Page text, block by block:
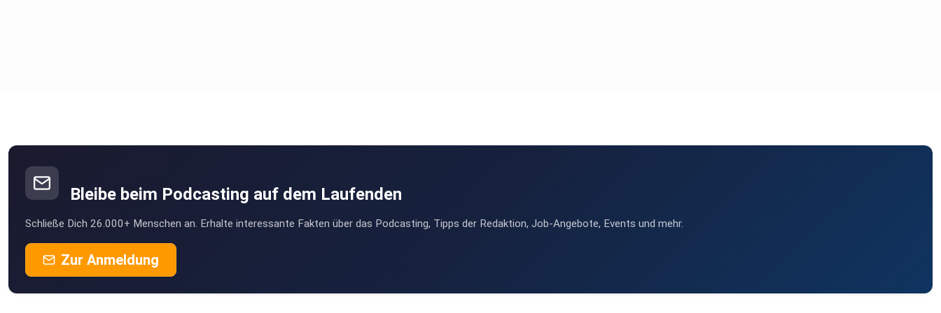
Bleibe beim Podcasting auf dem Laufenden
Schließe Dich 26.000+ Menschen an. Erhalte interessante Fakten über das Podcasting, Tipps der Redaktion, Job-Angebote, Events und mehr.
Zur Anmeldung